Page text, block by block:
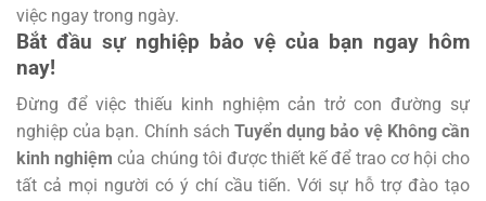
việc ngay trong ngày.
Bắt đầu sự nghiệp bảo vệ của bạn ngay hôm
nay!
Đừng để việc thiếu kinh nghiệm cản trở con đường sự
nghiệp của bạn. Chính sách Tuyển dụng bảo vệ Không cần
kinh nghiệm của chúng tôi được thiết kế để trao cơ hội cho
tất cả mọi người có ý chí cầu tiến. Với sự hỗ trợ đào tạo